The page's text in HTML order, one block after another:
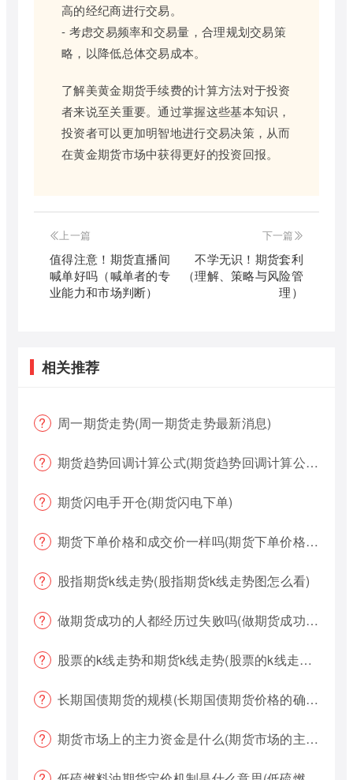
高的经纪商进行交易。
- 考虑交易频率和交易量，合理规划交易策
略，以降低总体交易成本。
了解美黄金期货手续费的计算方法对于投资
者来说至关重要。通过掌握这些基本知识，
投资者可以更加明智地进行交易决策，从而
在黄金期货市场中获得更好的投资回报。
上一篇
值得注意！期货直播间
喊单好吗（喊单者的专
业能力和市场判断）
下一篇
不学无识！期货套利
（理解、策略与风险管
理）
相关推荐
周一期货走势(周一期货走势最新消息)
期货趋势回调计算公式(期货趋势回调计算公式是什么)
期货闪电手开仓(期货闪电下单)
期货下单价格和成交价一样吗(期货下单价格哪个好?)
股指期货k线走势(股指期货k线走势图怎么看)
做期货成功的人都经历过失败吗(做期货成功的人都经历过失败吗为什么)
股票的k线走势和期货k线走势(股票的k线走势和期货k线走势一样吗)
长期国债期货的规模(长期国债期货价格的确定)
期货市场上的主力资金是什么(期货市场的主力资金都是什么样的)